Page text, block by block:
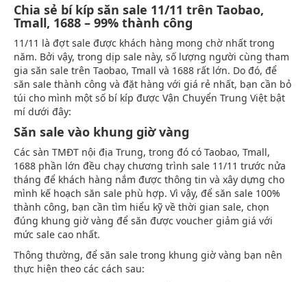
Chia sẻ bí kíp săn sale 11/11 trên Taobao,
Tmall, 1688 – 99% thành công
11/11 là đợt sale được khách hàng mong chờ nhất trong
năm. Bởi vậy, trong dịp sale này, số lượng người cùng tham
gia săn sale trên Taobao, Tmall và 1688 rất lớn. Do đó, để
săn sale thành công và đặt hàng với giá rẻ nhất, bạn cần bỏ
túi cho mình một số bí kíp được Vận Chuyển Trung Việt bật
mí dưới đây:
Săn sale vào khung giờ vàng
Các sàn TMĐT nội địa Trung, trong đó có Taobao, Tmall,
1688 phần lớn đều chạy chương trình sale 11/11 trước nửa
tháng để khách hàng nắm được thông tin và xây dựng cho
mình kế hoạch săn sale phù hợp. Vì vậy, để săn sale 100%
thành công, bạn cần tìm hiểu kỹ về thời gian sale, chọn
đúng khung giờ vàng để săn được voucher giảm giá với
mức sale cao nhất.
Thông thường, để săn sale trong khung giờ vàng bạn nên
thực hiện theo các cách sau: